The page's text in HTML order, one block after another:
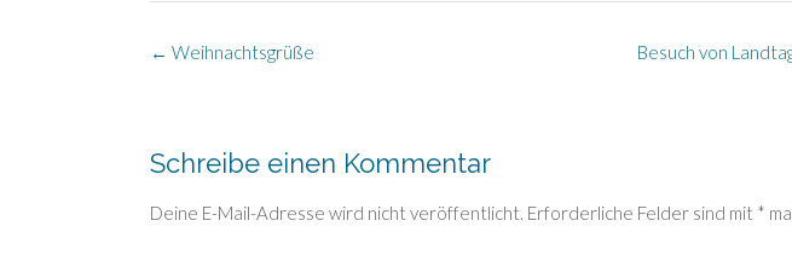
Post
Besuch von
← Weihnachtsgrüße
Schreibe einen Kommentar
Deine E-Mail-Adresse wird nicht veröffentlicht. Erforderliche Felder sind mit *